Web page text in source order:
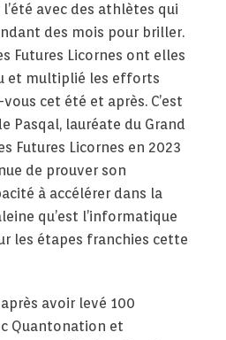
avec des athlètes qui
des mois pour briller.
Futures Licornes ont elles
et multiplié les efforts
cet été et après. C’est
Pasqal, lauréate du Grand
Futures Licornes en 2023
de prouver son
à accélérer dans la
qu’est l’informatique
les étapes franchies cette
avoir levé 100
Quantonation et